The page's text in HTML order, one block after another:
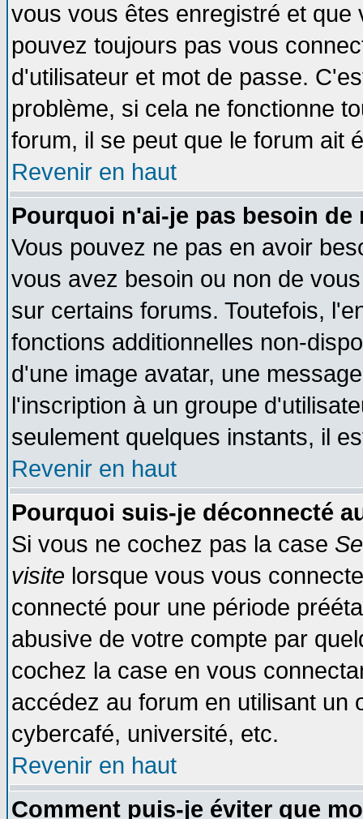
vous vous êtes enregistré et
pouvez toujours pas vous
d'utilisateur et mot de passe.
problème, si cela ne fonctionne
forum, il se peut que le forum ait
Revenir en haut
Pourquoi n'ai-je pas besoin de
Vous pouvez ne pas en avoir
vous avez besoin ou non de
sur certains forums. Toutefois,
fonctions additionnelles non-
d'une image avatar, une
l'inscription à un groupe
seulement quelques instants, il
Revenir en haut
Pourquoi suis-je déconnecté
Si vous ne cochez pas la case
visite lorsque vous vous
connecté pour une période
abusive de votre compte par
cochez la case en vous
accédez au forum en utilisant un
cybercafé, université, etc.
Revenir en haut
Comment puis-je éviter que